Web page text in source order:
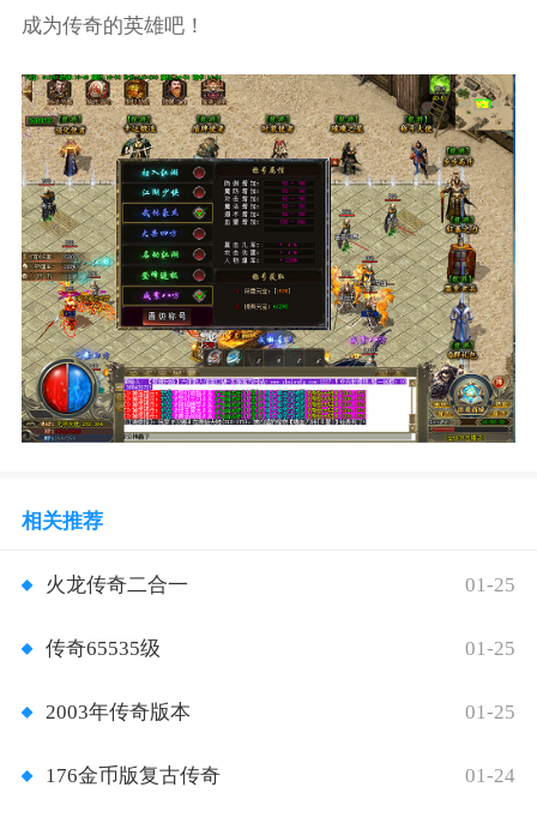
成为传奇的英雄吧！
相关推荐
火龙传奇二合一 01-25
传奇65535级 01-25
2003年传奇版本 01-25
176金币版复古传奇 01-24